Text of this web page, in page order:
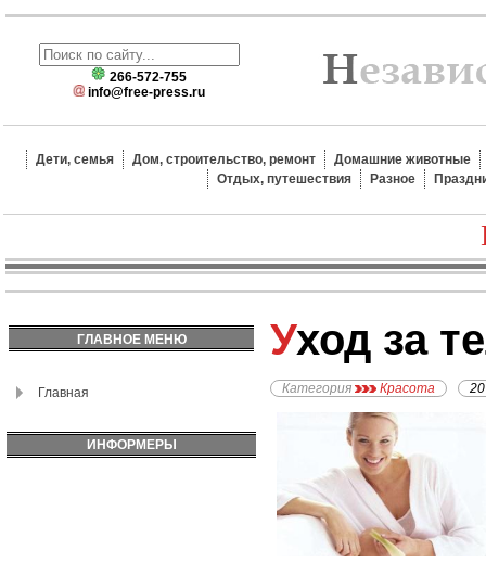
266-572-755
info@free-press.ru
Дети, семья Дом, строительство, ремонт
Домашние животные
Отдых, путешествия
Разное
ГЛАВНОЕ МЕНЮ
Главная
ИНФОРМЕРЫ
Уход за
Категория Красота